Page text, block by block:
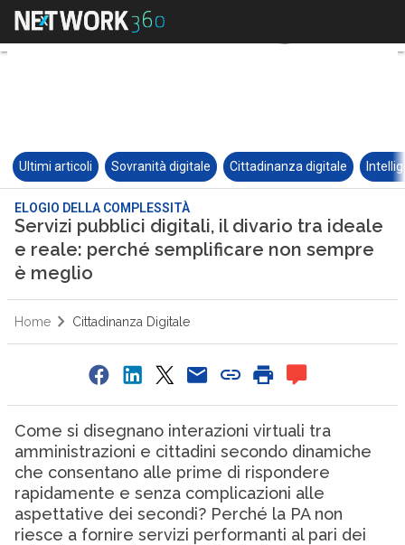
Ultimi articoli Sovranità digitale Cittadinanza digitale
ELOGIO DELLA COMPLESSITÀ
Servizi pubblici digitali, il divario tra ideale
e reale: perché semplificare non sempre
è meglio
Home Cittadinanza Digitale
Come si disegnano interazioni virtuali tra
amministrazioni e cittadini secondo dinamiche
che consentano alle prime di rispondere
rapidamente e senza complicazioni alle
aspettative dei secondi? Perché la PA non
riesce a fornire servizi performanti al pari dei